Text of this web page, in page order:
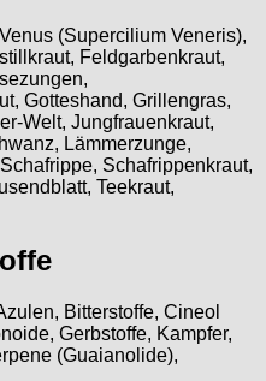
(Supercilium Veneris),
Feldgarbenkraut,
Gotteshand, Grillengras,
Welt, Jungfrauenkraut,
Lämmerzunge,
Schafrippenkraut,
Teekraut,
Bitterstoffe, Cineol
Gerbstoffe, Kampfer,
(Guaianolide),